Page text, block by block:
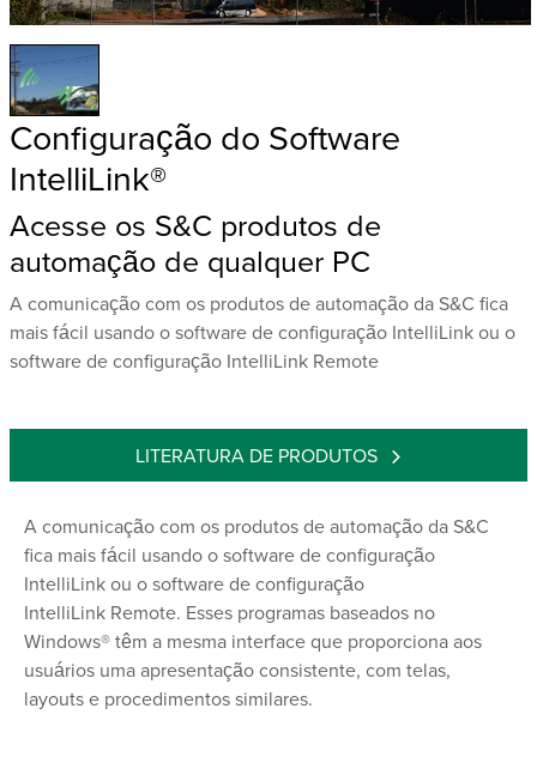
Configuração do Software
IntelliLink®
Acesse os S&C produtos de
automação de qualquer PC
A comunicação com os produtos de automação da S&C fica
mais fácil usando o software de configuração IntelliLink ou o
software de configuração IntelliLink Remote
LITERATURA DE PRODUTOS
A comunicação com os produtos de automação da S&C
fica mais fácil usando o software de configuração
IntelliLinkou o software de configuração
IntelliLink Remote. Esses programas baseados no
Windows®têm a mesma interface que proporciona aos
usuários uma apresentação consistente, com telas,
layouts e procedimentos similares.